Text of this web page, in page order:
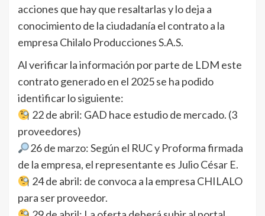
acciones que hay que resaltarlas y lo deja a
conocimiento de la ciudadanía el contrato a la
empresa Chilalo Producciones S.A.S.
Al verificar la información por parte de LDM este
contrato generado en el 2025 se ha podido
identificar lo siguiente:
22 de abril: GAD hace estudio de mercado. (3
proveedores)
26 de marzo: Según el RUC y Proforma firmada
de la empresa, el representante es Julio César E.
24 de abril: de convoca a la empresa CHILALO
para ser proveedor.